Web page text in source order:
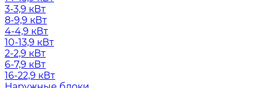
3-3,9 кВт
8-9,9 кВт
4-4,9 кВт
10-13,9 кВт
2-2,9 кВт
6-7,9 кВт
16-22,9 кВт